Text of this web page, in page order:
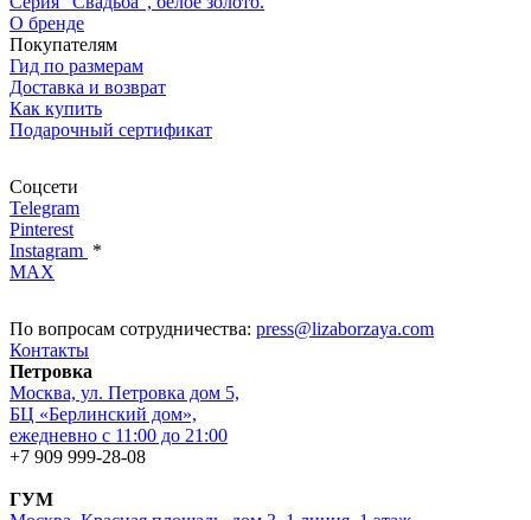
О бренде
Покупателям
Гид по размерам
Доставка и возврат
Как купить
Подарочный сертификат
Соцсети
Telegram
Pinterest
Instagram *
MAX
По вопросам сотрудничества: press@lizaborzaya.com
Контакты
Петровка
Москва, ул. Петровка дом 5,
БЦ «Берлинский дом»,
ежедневно с 11:00 до 21:00
+7 909 999-28-08
ГУМ